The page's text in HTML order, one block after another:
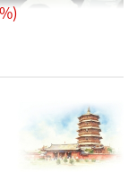
——2025山西
西师范大学